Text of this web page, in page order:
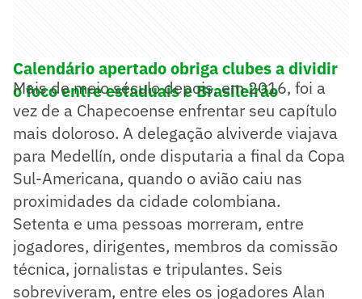
Calendário apertado obriga clubes a dividir
o foco entre estaduais e Brasileirão
Mais de meio século depois, em 2016, foi a
vez de a Chapecoense enfrentar seu capítulo
mais doloroso. A delegação alviverde viajava
para Medellín, onde disputaria a final da Copa
Sul-Americana, quando o avião caiu nas
proximidades da cidade colombiana.
Setenta e uma pessoas morreram, entre
jogadores, dirigentes, membros da comissão
técnica, jornalistas e tripulantes. Seis
sobreviveram, entre eles os jogadores Alan